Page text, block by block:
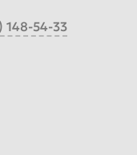
148-54-33